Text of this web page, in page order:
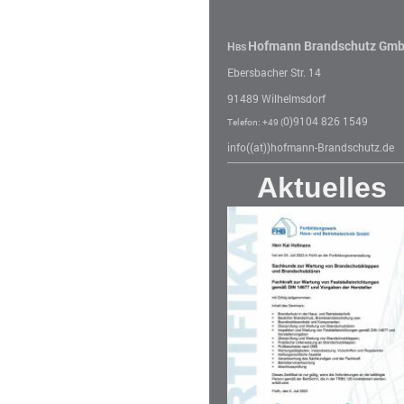
HBS Hofmann Brandschutz
Ebersbacher Str. 14
91489 Wilhelmsdorf
Telefon: +49 (0)9104 826 1549
info((at))hofmann-Brandschutz.de
Aktuelles